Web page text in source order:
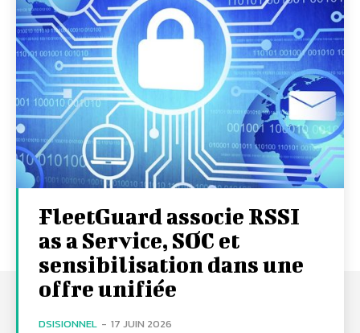
FleetGuard associe RSSI
as a Service, SOC et
sensibilisation dans une
offre unifiée
DSISIONNEL - 17 JUIN 2026